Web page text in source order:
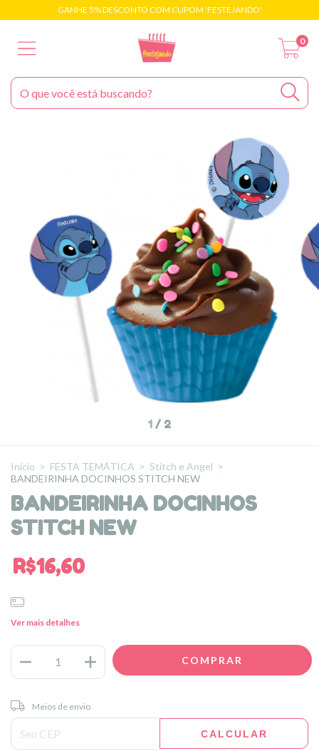
GANHE 5% DESCONTO COM CUPOM 'FESTEJANDO'
0
1 / 2
Início > FESTA TEMÁTICA > Stitch e Angel >
BANDEIRINHA DOCINHOS STITCH NEW
BANDEIRINHA DOCINHOS
STITCH NEW
R$16,60
Ver mais detalhes
Entregas para o CEP:
Meios de envio
CALCULAR